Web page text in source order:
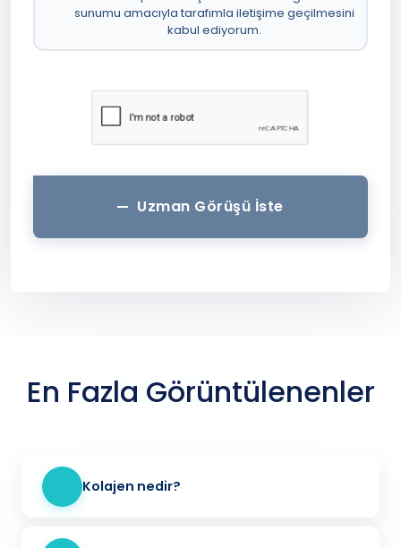
sunumu amacıyla tarafımla iletişime geçilmesini
kabul ediyorum.
Uzman Görüşü İste
En Fazla Görüntülenenler
Kolajen nedir?